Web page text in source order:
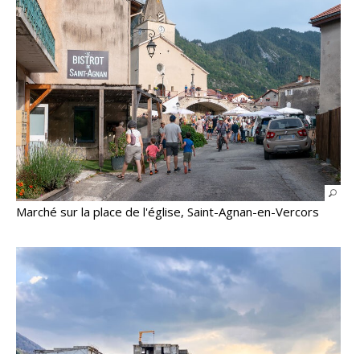
Marché sur la place de l'église, Saint-Agnan-en-Vercors